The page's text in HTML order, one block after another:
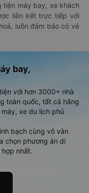
tiện máy bay, xe khách
liên kết trực tiếp với
luôn đảm bảo có vé
bay,
với hơn 3000+ nhà
toàn quốc, tất cả hãng
xe du lịch phủ
bạch cùng vô vàn
chọn phương án di
nhất.